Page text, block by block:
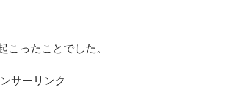
こったことでした。
サーリンク